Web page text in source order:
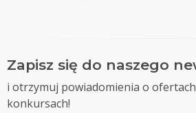
Zapisz się do naszego
i otrzymuj powiadomienia o
konkursach!